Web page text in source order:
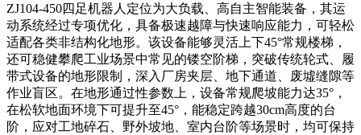
ZJ104-450四足机器人定位为大负载、高自主智能装备，其运
动系统经过专项优化，具备极速越障与快速响应能力，可轻松
适配各类非结构化地形。该设备能够灵活上下45°常规楼梯，
还可稳健攀爬工业场景中常见的镂空阶梯，突破传统轮式、履
带式设备的地形限制，深入厂房夹层、地下通道、废墟缝隙等
作业盲区。在地形通过性参数上，设备常规爬坡能力达35°，
在松软地面环境下可提升至45°，能稳定跨越30cm高度的台
阶，应对工地碎石、野外坡地、室内台阶等场景时，均可保持